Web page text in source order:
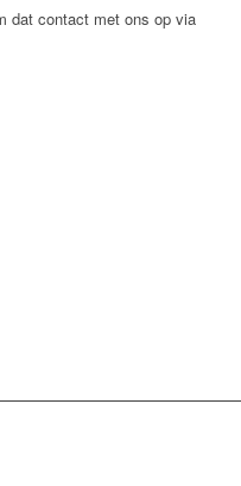
dat contact met ons op via